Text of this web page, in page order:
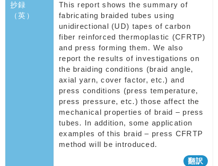
抄録
（英）
This report shows the summary of
fabricating braided tubes using
unidirectional (UD) tapes of carbon
fiber reinforced thermoplastic (CFRTP)
and press forming them. We also
report the results of investigations on
the braiding conditions (braid angle,
axial yarn, cover factor, etc.) and
press conditions (press temperature,
press pressure, etc.) those affect the
mechanical properties of braid – press
tubes. In addition, some application
examples of this braid – press CFRTP
method will be introduced.
翻訳